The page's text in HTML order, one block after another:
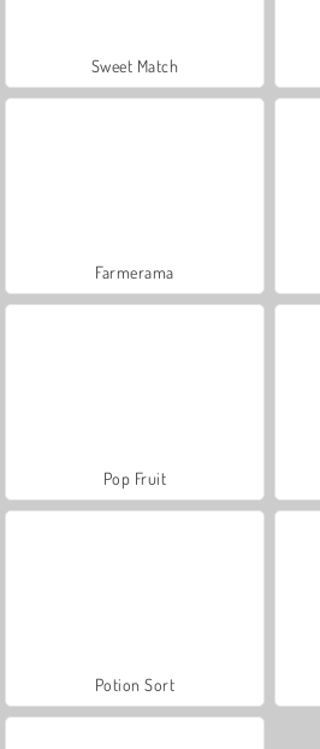
Sweet Match
Farmerama
Pop Fruit
Potion Sort